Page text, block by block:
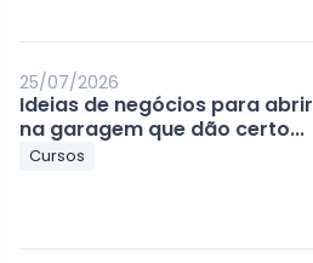
25/07/2026
Ideias de negócios para abrir
na garagem que dão certo...
Cursos